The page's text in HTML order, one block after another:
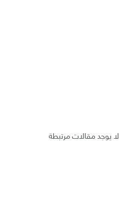
لا يوجد مقالات مرتبطة